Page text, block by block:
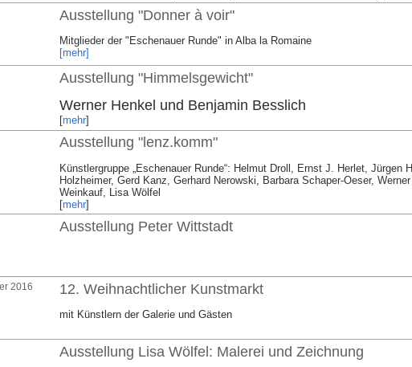
Ausstellung "Donner à voir"
Mitglieder der "Eschenauer Runde" in Alba la Romaine
[mehr]
Ausstellung "Himmelsgewicht"
Werner Henkel und Benjamin Besslich
[mehr]
Ausstellung "lenz.komm"
Künstlergruppe „Eschenauer Runde“: Helmut Droll, Ernst J. Herlet, Jürgen
Holzheimer, Gerd Kanz, Gerhard Nerowski, Barbara Schaper-Oeser,
Weinkauf, Lisa Wölfel
[mehr]
Ausstellung Peter Wittstadt
2016 12. Weihnachtlicher Kunstmarkt
mit Künstlern der Galerie und Gästen
Ausstellung Lisa Wölfel: Malerei und Zeichnung